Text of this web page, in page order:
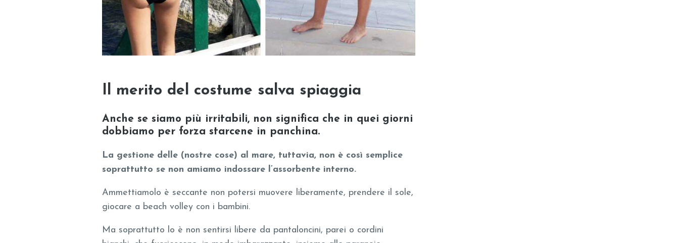
Il merito del costume salva spiaggia
Anche se siamo più irritabili, non significa che in quei giorni
dobbiamo per forza starcene in panchina.
La gestione delle (nostre cose) al mare, tuttavia, non è così semplice
soprattutto se non amiamo indossare l’assorbente interno.
Ammettiamolo è seccante non potersi muovere liberamente, prendere il sole,
giocare a beach volley con i bambini.
Ma soprattutto lo è non sentirsi libere da pantaloncini, parei o cordini